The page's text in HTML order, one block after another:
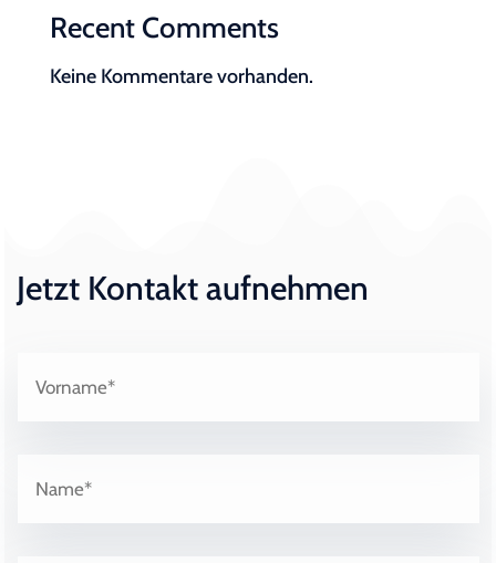
Recent Comments
Keine Kommentare vorhanden.
Jetzt Kontakt aufnehmen